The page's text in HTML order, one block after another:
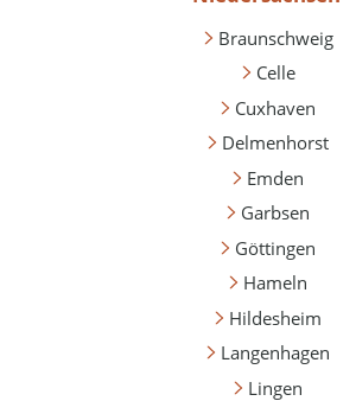
Braunschweig
Celle
Cuxhaven
Delmenhorst
Emden
Garbsen
Göttingen
Hameln
Hildesheim
Langenhagen
Lingen